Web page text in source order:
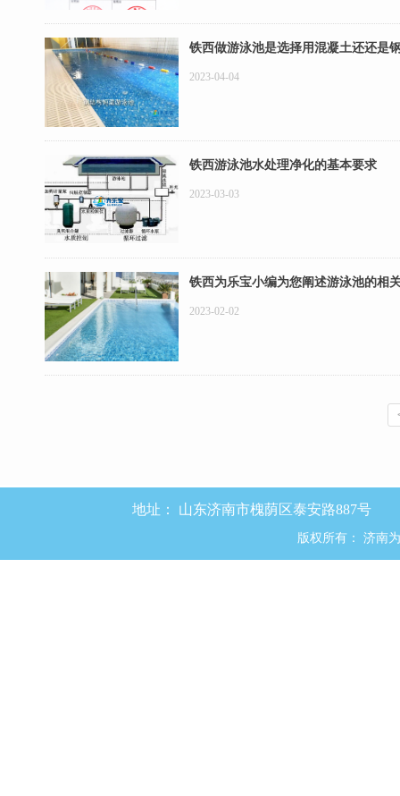
铁西做游泳池是选择用混凝土还还是
2023-04-04
铁西游泳池水处理净化的基本要求
2023-03-03
铁西为乐宝小编为您阐述游泳池的相
2023-02-02
地址： 山东济南市槐荫区泰安路887号
版权所有： 济南